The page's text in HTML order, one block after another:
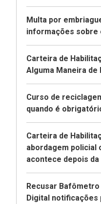
Multa por
informações sobre
Carteira de
Alguma Maneira de
Curso de
quando é
Carteira de
abordagem policial
acontece depois da
Recusar Bafômetro
Digital notificações